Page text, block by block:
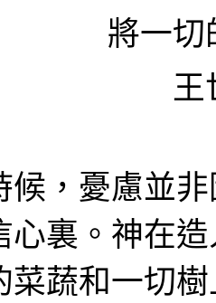
將一切
王
候，憂慮並
心裏。神在
菜蔬和一切